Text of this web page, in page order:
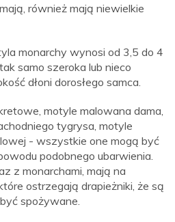
również mają niewielkie
monarchy wynosi od 3,5 do 4
samo szeroka lub nieco
dłoni dorosłego samca.
motyle malowana dama,
tygrysa, motyle
- wszystkie one mogą być
podobnego ubarwienia.
z monarchami, mają na
ostrzegają drapieżniki, że są
spożywane.